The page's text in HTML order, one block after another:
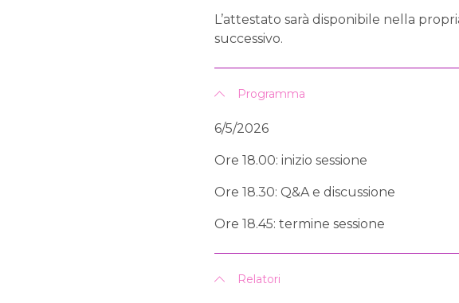
L’attestato sarà disponibile nella
successivo.
Programma
6/5/2026
Ore 18.00: inizio sessione
Ore 18.30: Q&A e discussione
Ore 18.45: termine sessione
Relatori